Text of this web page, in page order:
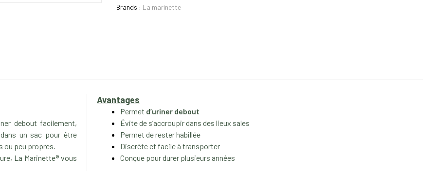
Brands : La marinette
debout facilement,
un sac pour être
ou peu propres.
La Marinette® vous
Avantages
Permet d’uriner debout
Évite de s’accroupir dans des lieux sales
Permet de rester habillée
Discrète et facile à transporter
Conçue pour durer plusieurs années